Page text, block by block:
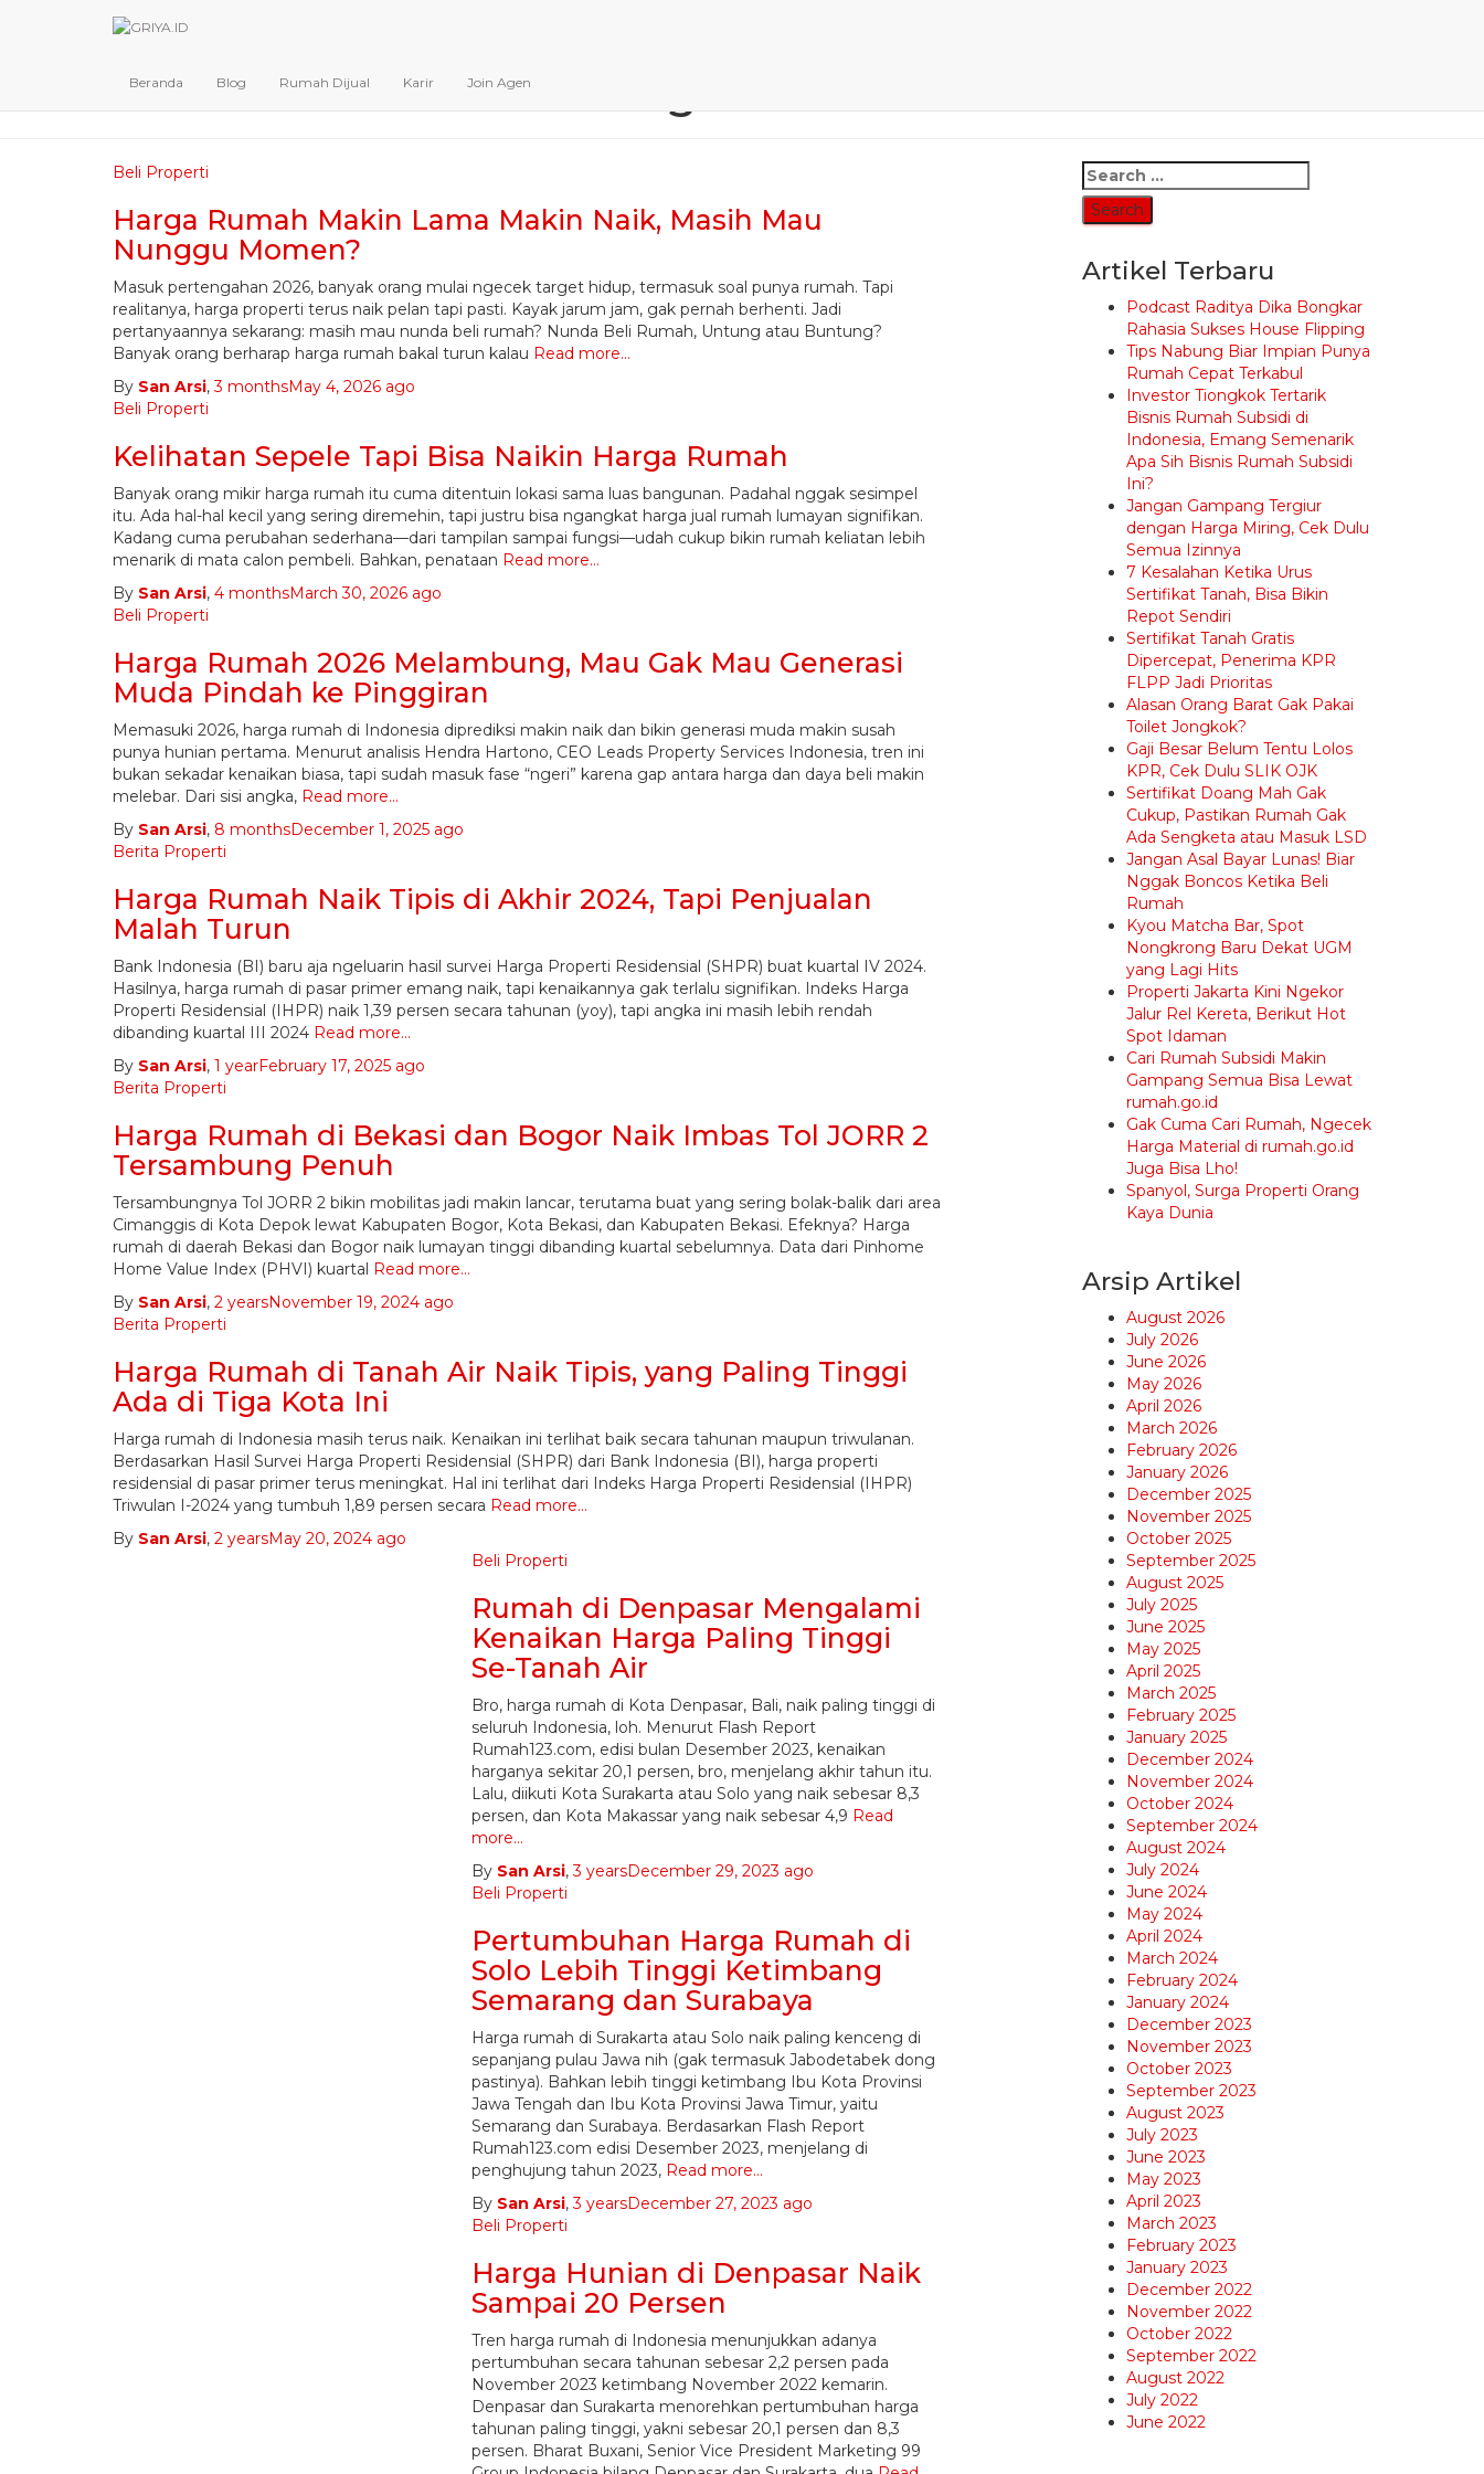
Beranda Blog Rumah Dijual Karir Join Agen
Beli Properti
Harga Rumah Makin Lama Makin Naik, Masih Mau
Nunggu Momen?
Masuk pertengahan 2026, banyak orang mulai ngecek target hidup, termasuk soal punya rumah. Tapi
realitanya, harga properti terus naik pelan tapi pasti. Kayak jarum jam, gak pernah berhenti. Jadi
pertanyaannya sekarang: masih mau nunda beli rumah? Nunda Beli Rumah, Untung atau Buntung?
Banyak orang berharap harga rumah bakal turun kalau Read more…
By San Arsi,3 monthsMay 4, 2026 ago
Beli Properti
Kelihatan Sepele Tapi Bisa Naikin Harga Rumah
Banyak orang mikir harga rumah itu cuma ditentuin lokasi sama luas bangunan. Padahal nggak sesimpel
itu. Ada hal-hal kecil yang sering diremehin, tapi justru bisa ngangkat harga jual rumah lumayan signifikan.
Kadang cuma perubahan sederhana—dari tampilan sampai fungsi—udah cukup bikin rumah keliatan lebih
menarik di mata calon pembeli. Bahkan, penataan Read more…
By San Arsi, 4 monthsMarch 30, 2026 ago
Beli Properti
Harga Rumah 2026 Melambung, Mau Gak Mau Generasi
Muda Pindah ke Pinggiran
Memasuki 2026, harga rumah di Indonesia diprediksi makin naik dan bikin generasi muda makin susah
punya hunian pertama. Menurut analisis Hendra Hartono, CEO Leads Property Services Indonesia, tren ini
bukan sekadar kenaikan biasa, tapi sudah masuk fase “ngeri” karena gap antara harga dan daya beli makin
melebar. Dari sisi angka, Read more…
By San Arsi, 8 monthsDecember 1, 2025 ago
Berita Properti
Harga Rumah Naik Tipis di Akhir 2024, Tapi Penjualan
Malah Turun
Bank Indonesia (BI) baru aja ngeluarin hasil survei Harga Properti Residensial (SHPR) buat kuartal IV 2024.
Hasilnya, harga rumah di pasar primer emang naik, tapi kenaikannya gak terlalu signifikan. Indeks Harga
Properti Residensial (IHPR) naik 1,39 persen secara tahunan (yoy), tapi angka ini masih lebih rendah
dibanding kuartal III 2024 Read more…
By San Arsi, 1 yearFebruary 17, 2025 ago
Berita Properti
Harga Rumah di Bekasi dan Bogor Naik Imbas Tol JORR 2
Tersambung Penuh
Tersambungnya Tol JORR 2 bikin mobilitas jadi makin lancar, terutama buat yang sering bolak-balik dari area
Cimanggis di Kota Depok lewat Kabupaten Bogor, Kota Bekasi, dan Kabupaten Bekasi. Efeknya? Harga
rumah di daerah Bekasi dan Bogor naik lumayan tinggi dibanding kuartal sebelumnya. Data dari Pinhome
Home Value Index (PHVI) kuartal Read more…
By San Arsi, 2 yearsNovember 19, 2024 ago
Berita Properti
Harga Rumah di Tanah Air Naik Tipis, yang Paling Tinggi
Ada di Tiga Kota Ini
Harga rumah di Indonesia masih terus naik. Kenaikan ini terlihat baik secara tahunan maupun triwulanan.
Berdasarkan Hasil Survei Harga Properti Residensial (SHPR) dari Bank Indonesia (BI), harga properti
residensial di pasar primer terus meningkat. Hal ini terlihat dari Indeks Harga Properti Residensial (IHPR)
Triwulan I-2024 yang tumbuh 1,89 persen secara Read more…
By San Arsi, 2 yearsMay 20, 2024 ago
Beli Properti
Rumah di Denpasar Mengalami
Kenaikan Harga Paling Tinggi
Se-Tanah Air
Bro, harga rumah di Kota Denpasar, Bali, naik paling tinggi di
seluruh Indonesia, loh. Menurut Flash Report
Rumah123.com, edisi bulan Desember 2023, kenaikan
harganya sekitar 20,1 persen, bro, menjelang akhir tahun itu.
Lalu, diikuti Kota Surakarta atau Solo yang naik sebesar 8,3
persen, dan Kota Makassar yang naik sebesar 4,9 Read
more…
By San Arsi,3 yearsDecember 29, 2023 ago
Beli Properti
Pertumbuhan Harga Rumah di
Solo Lebih Tinggi Ketimbang
Semarang dan Surabaya
Harga rumah di Surakarta atau Solo naik paling kenceng di
sepanjang pulau Jawa nih (gak termasuk Jabodetabek dong
pastinya). Bahkan lebih tinggi ketimbang Ibu Kota Provinsi
Jawa Tengah dan Ibu Kota Provinsi Jawa Timur, yaitu
Semarang dan Surabaya. Berdasarkan Flash Report
Rumah123.com edisi Desember 2023, menjelang di
penghujung tahun 2023, Read more…
By San Arsi,3 yearsDecember 27, 2023 ago
Beli Properti
Harga Hunian di Denpasar Naik
Sampai 20 Persen
Tren harga rumah di Indonesia menunjukkan adanya
pertumbuhan secara tahunan sebesar 2,2 persen pada
November 2023 ketimbang November 2022 kemarin.
Denpasar dan Surakarta menorehkan pertumbuhan harga
tahunan paling tinggi, yakni sebesar 20,1 persen dan 8,3
persen. Bharat Buxani, Senior Vice President Marketing 99
Search
for:
Artikel Terbaru
Podcast Raditya Dika Bongkar
Rahasia Sukses House Flipping
Tips Nabung Biar Impian Punya
Rumah Cepat Terkabul
Investor Tiongkok Tertarik
Bisnis Rumah Subsidi di
Indonesia, Emang Semenarik
Apa Sih Bisnis Rumah Subsidi
Ini?
Jangan Gampang Tergiur
dengan Harga Miring, Cek Dulu
Semua Izinnya
7 Kesalahan Ketika Urus
Sertifikat Tanah, Bisa Bikin
Repot Sendiri
Sertifikat Tanah Gratis
Dipercepat, Penerima KPR
FLPP Jadi Prioritas
Alasan Orang Barat Gak Pakai
Toilet Jongkok?
Gaji Besar Belum Tentu Lolos
KPR, Cek Dulu SLIK OJK
Sertifikat Doang Mah Gak
Cukup, Pastikan Rumah Gak
Ada Sengketa atau Masuk LSD
Jangan Asal Bayar Lunas! Biar
Nggak Boncos Ketika Beli
Rumah
Kyou Matcha Bar, Spot
Nongkrong Baru Dekat UGM
yang Lagi Hits
Properti Jakarta Kini Ngekor
Jalur Rel Kereta, Berikut Hot
Spot Idaman
Cari Rumah Subsidi Makin
Gampang Semua Bisa Lewat
rumah.go.id
Gak Cuma Cari Rumah, Ngecek
Harga Material di rumah.go.id
Juga Bisa Lho!
Spanyol, Surga Properti Orang
Kaya Dunia
Arsip Artikel
August 2026
July 2026
June 2026
May 2026
April 2026
March 2026
February 2026
January 2026
December 2025
November 2025
October 2025
September 2025
August 2025
July 2025
June 2025
May 2025
April 2025
March 2025
February 2025
January 2025
December 2024
November 2024
October 2024
September 2024
August 2024
July 2024
June 2024
May 2024
April 2024
March 2024
February 2024
January 2024
December 2023
November 2023
October 2023
September 2023
August 2023
July 2023
June 2023
May 2023
April 2023
March 2023
February 2023
January 2023
December 2022
November 2022
October 2022
September 2022
August 2022
July 2022
June 2022